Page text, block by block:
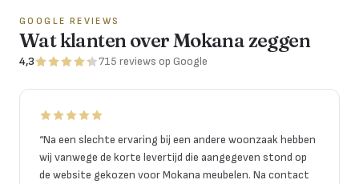
GOOGLE REVIEWS
Wat klanten over Mokana zeggen
4,3 715 reviews op Google
“Na een slechte ervaring bij een andere woonzaak hebben
wij vanwege de korte levertijd die aangegeven stond op
de website gekozen voor Mokana meubelen. Na contact